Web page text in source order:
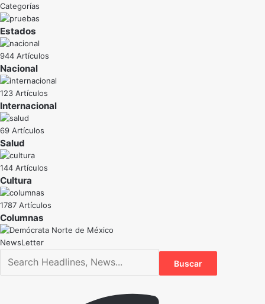
Categorías
Estados
944 Artículos
Nacional
123 Artículos
Internacional
69 Artículos
Salud
144 Artículos
Cultura
1787 Artículos
NewsLetter